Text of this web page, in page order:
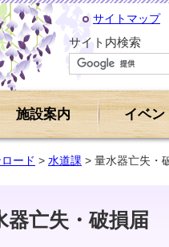
サイトマップ
サイト内検索
施設案内 イベン
ード > 水道課 > 量水器亡失・
器亡失・破損届